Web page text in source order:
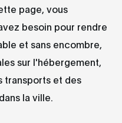
page, vous
besoin pour rendre
et sans encombre,
sur l'hébergement,
transports et des
la ville.